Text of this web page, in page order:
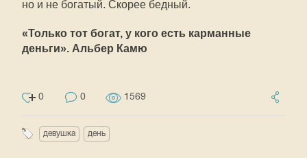
но и не богатый. Скорее бедный.
«Только тот богат, у кого есть карманные
деньги». Альбер Камю
0 0 1569
девушка день